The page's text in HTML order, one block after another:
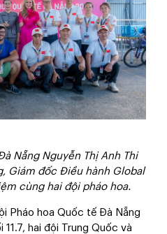
Nẵng Nguyễn Thị Anh Thi
Giám đốc Điều hành Global
cùng hai đội pháo hoa.
Pháo hoa Quốc tế Đà Nẵng
hai đội Trung Quốc và